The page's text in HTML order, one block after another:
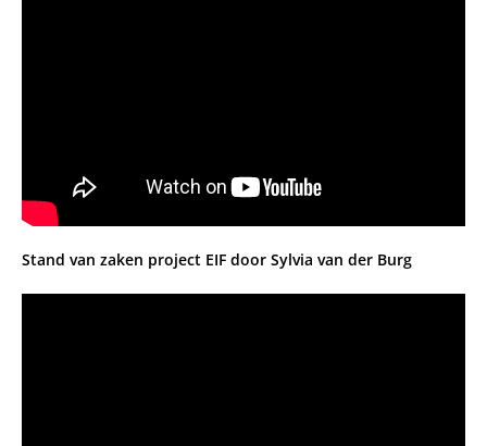
Stand van zaken project EIF door Sylvia van der Burg